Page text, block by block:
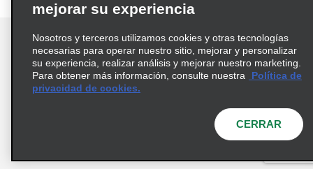
Términos de uso
Política de privacidad
© 2026 Enterprise Holdings, Inc. Todos los derechos
mejorar su experiencia
Nosotros y terceros utilizamos cookies y otras tecnologías
necesarias para operar nuestro sitio, mejorar y personalizar
su experiencia, realizar análisis y mejorar nuestro marketing.
Para obtener más información, consulte nuestra
Política de
privacidad de cookies.
CERRAR